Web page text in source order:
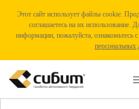
Этот сайт использует файлы cookie.
соглашаетесь на их использование.
информации, пожалуйста, ознакомьтесь
персональных